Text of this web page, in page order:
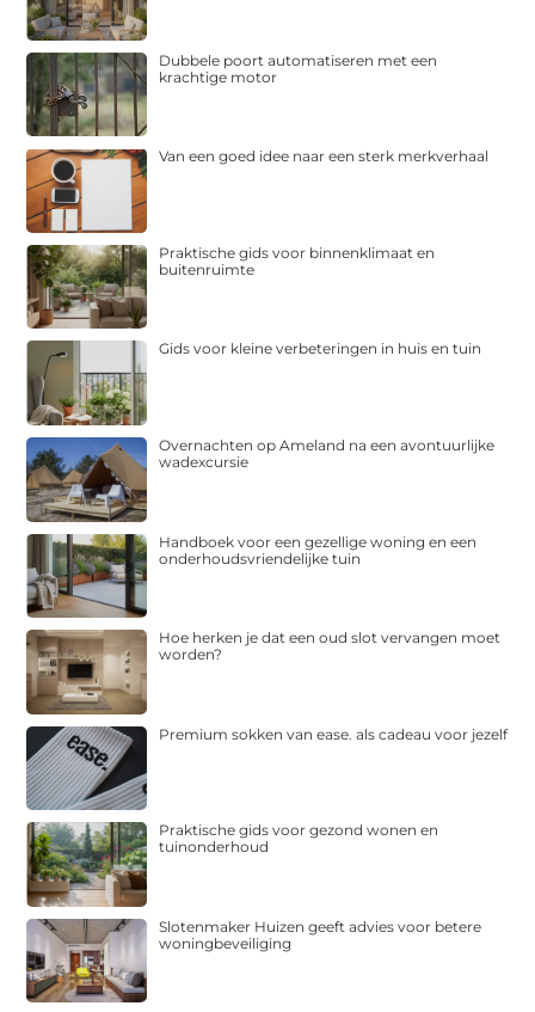
Dubbele poort automatiseren met een
krachtige motor
Van een goed idee naar een sterk merkverhaal
Praktische gids voor binnenklimaat en
buitenruimte
Gids voor kleine verbeteringen in huis en tuin
Overnachten op Ameland na een avontuurlijke
wadexcursie
Handboek voor een gezellige woning en een
onderhoudsvriendelijke tuin
Hoe herken je dat een oud slot vervangen moet
worden?
Premium sokken van ease. als cadeau voor jezelf
Praktische gids voor gezond wonen en
tuinonderhoud
Slotenmaker Huizen geeft advies voor betere
woningbeveiliging